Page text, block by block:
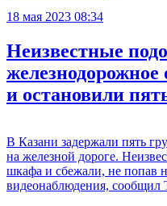
18 мая 2023 08:34
Неизвестные
железнодорожное
и остановили
В Казани задержали пять
на железной дороге.
шкафа и сбежали, не попав
видеонаблюдения, сообщил